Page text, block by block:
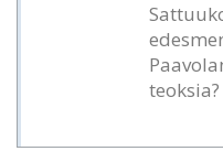
teoksia?